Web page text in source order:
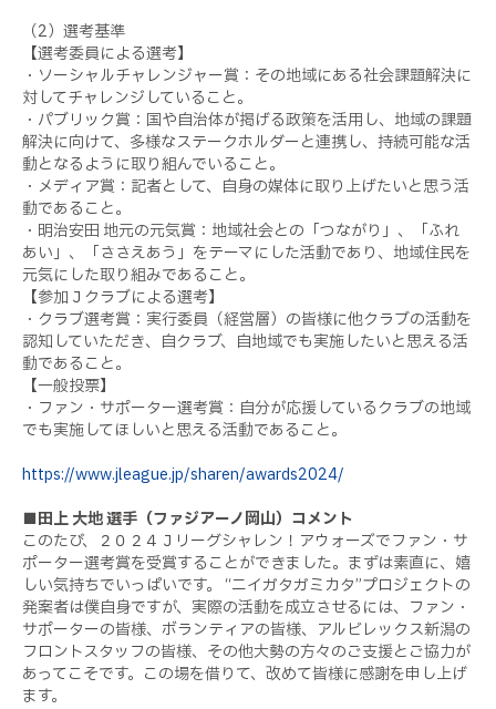
（2）選考基準
【選考委員による選考】
・ソーシャルチャレンジャー賞：その地域にある社会課題解決に
対してチャレンジしていること。
・パブリック賞：国や自治体が掲げる政策を活用し、地域の課題
解決に向けて、多様なステークホルダーと連携し、持続可能な活
動となるように取り組んでいること。
・メディア賞：記者として、自身の媒体に取り上げたいと思う活
動であること。
・明治安田 地元の元気賞：地域社会との「つながり」、「ふれ
あい」、「ささえあう」をテーマにした活動であり、地域住民を
元気にした取り組みであること。
【参加Ｊクラブによる選考】
・クラブ選考賞：実行委員（経営層）の皆様に他クラブの活動を
認知していただき、自クラブ、自地域でも実施したいと思える活
動であること。
【一般投票】
・ファン・サポーター選考賞：自分が応援しているクラブの地域
でも実施してほしいと思える活動であること。
https://www.jleague.jp/sharen/awards2024/
■田上 大地 選手（ファジアーノ岡山）コメント
このたび、２０２４Ｊリーグシャレン！アウォーズでファン・サ
ポーター選考賞を受賞することができました。まずは素直に、嬉
しい気持ちでいっぱいです。 “ニイガタガミカタ”プロジェクトの
発案者は僕自身ですが、実際の活動を成立させるには、ファン・
サポーターの皆様、ボランティアの皆様、アルビレックス新潟の
フロントスタッフの皆様、その他大勢の方々のご支援とご協力が
あってこそです。この場を借りて、改めて皆様に感謝を申し上げ
ます。